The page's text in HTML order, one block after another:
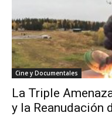
Cine y Documentales
La Triple
y la Reanudación